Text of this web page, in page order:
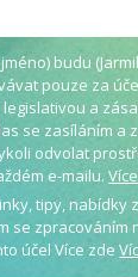
budu
pouze za
a
se zasíláním a
odvolat
e-mailu.
tipy, nabídky
se zpracováním
účel Více zde